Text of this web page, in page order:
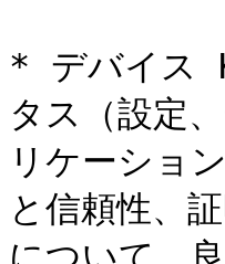
* デバイス
タス（設定
リケーショ
と信頼性、